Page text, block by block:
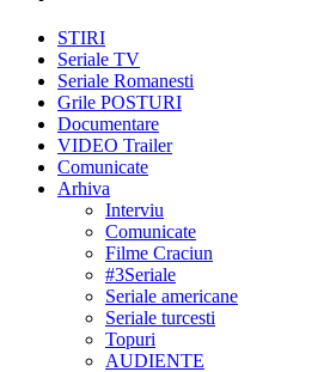
STIRI
Seriale TV
Seriale Romanesti
Grile POSTURI
Documentare
VIDEO Trailer
Comunicate
Arhiva
Interviu
Comunicate
Filme Craciun
#3Seriale
Seriale americane
Seriale turcesti
Topuri
AUDIENTE